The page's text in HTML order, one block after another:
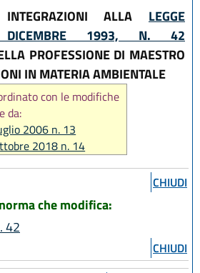
ALLA LEGGE
DICEMBRE 1993, N. 42
PROFESSIONE DI MAESTRO
IN MATERIA AMBIENTALE
con le modifiche
da:
2006 n. 13
2018 n. 14
CHIUDI
che modifica:
42
CHIUDI